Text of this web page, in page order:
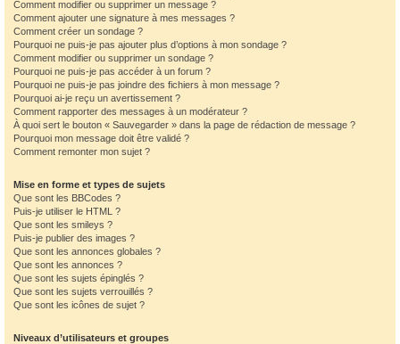
Comment modifier ou supprimer un message ?
Comment ajouter une signature à mes messages ?
Comment créer un sondage ?
Pourquoi ne puis-je pas ajouter plus d’options à mon sondage ?
Comment modifier ou supprimer un sondage ?
Pourquoi ne puis-je pas accéder à un forum ?
Pourquoi ne puis-je pas joindre des fichiers à mon message ?
Pourquoi ai-je reçu un avertissement ?
Comment rapporter des messages à un modérateur ?
À quoi sert le bouton « Sauvegarder » dans la page de rédaction de message ?
Pourquoi mon message doit être validé ?
Comment remonter mon sujet ?
Mise en forme et types de sujets
Que sont les BBCodes ?
Puis-je utiliser le HTML ?
Que sont les smileys ?
Puis-je publier des images ?
Que sont les annonces globales ?
Que sont les annonces ?
Que sont les sujets épinglés ?
Que sont les sujets verrouillés ?
Que sont les icônes de sujet ?
Niveaux d’utilisateurs et groupes